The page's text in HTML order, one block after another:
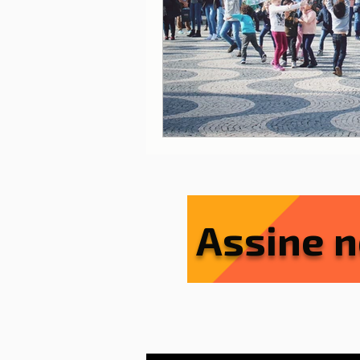
Lisboa Lisboa com
Porto Portugal
Serviços essenciais
Assine